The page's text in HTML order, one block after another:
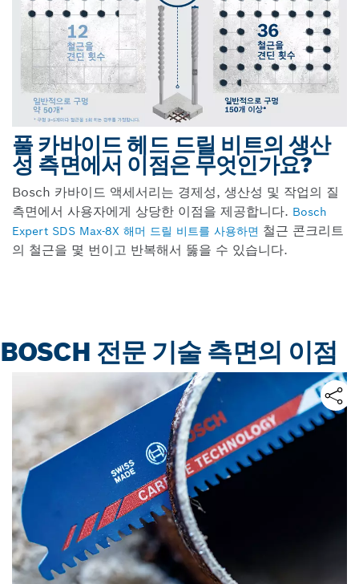
풀 카바이드 헤드 드릴 비트의 생산
성 측면에서 이점은 무엇인가요?
Bosch 카바이드 액세서리는 경제성, 생산성 및 작업의 질
측면에서 사용자에게 상당한 이점을 제공합니다. Bosch
Expert SDS Max-8X 해머 드릴 비트를 사용하면 철근 콘크리트
의 철근을 몇 번이고 반복해서 뚫을 수 있습니다.
BOSCH 전문 기술 측면의 이점